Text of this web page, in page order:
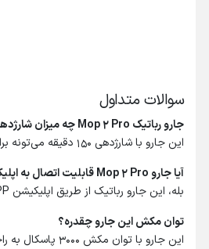
سوالات متداول
جارو رباتیک
چه میزان
این جارو با شارژدهی 150 دقیقه می‌تونه برای تمیز کردن خانه‌های بزرگ و فضاهای وسیع استفاده بشه.
آیا جارو
قابلیت اتصال به
بله، این جارو رباتیک از طریق اپلیکیشن Home APP قابل کنترل و برنامه‌ریزی هست.
توان مکش این جارو چقدره؟
این جارو با توان مکش 3000 پاسکال به راحتی گرد و غبار و زباله‌ها رو از روی سطوح جمع می‌کنه.